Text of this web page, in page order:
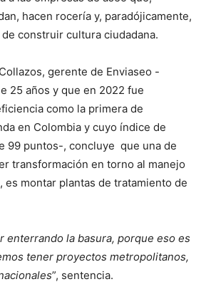
hacen rocería y, paradójicamente,
construir cultura ciudadana.
gerente de Enviaseo -
25 años y que en 2022 fue
como la primera de
en Colombia y cuyo índice de
99 puntos-, concluye que una de
transformación en torno al manejo
es montar plantas de tratamiento de
enterrando la basura, porque eso es
tener proyectos metropolitanos,
”, sentencia.